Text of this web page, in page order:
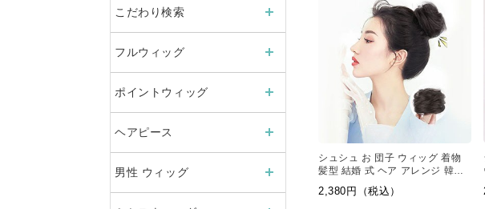
シュシュ お 団子 ウィッグ 着物
髪型 結婚 式 ヘア アレンジ 韓国
女子 ウィッグ
2,380円（税込）
こだわり検索
フルウィッグ
ポイントウィッグ
ヘアピース
男性 ウィッグ